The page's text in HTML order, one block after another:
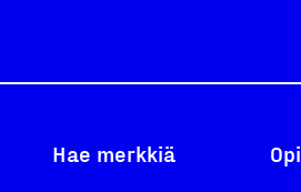
Hae merkkiä